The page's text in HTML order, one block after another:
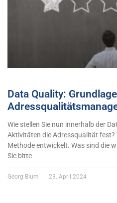
Data Quality:
Wie stellen Sie nun innerhalb der
Aktivitäten die Adressqualität fest?
Methode entwickelt. Was sind die
Sie bitte
Georg Blum 23. April 2024